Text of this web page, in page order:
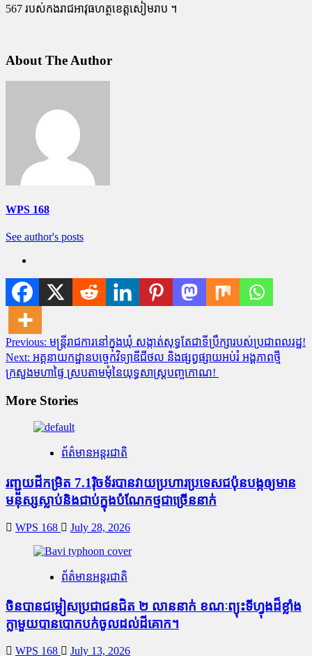
567 របស់កងរាជអាវុធហត្ថខេត្តសៀមរាប ។
About The Author
WPS 168
See author's posts
Post
navigation
Previous: មន្រ្តីរាជការនៅក្នុងឃុំ សង្កាត់សុទ្ធតែជាទីប្រឹក្សារបស់ប្រជាពលរដ្ឋ!
Next: អគ្គនាយកដ្ឋានបច្ចេកវិទ្យាឌីជីថល និងផ្សព្វផ្សាយអប់រំ អង្គភាពថ្មី
ក្រសួងមហាផ្ទៃ ស្របតាមមុំនៃយុទ្ធសាស្រ្តបញ្ចកោណ!
More Stories
ព័ត៌មានអន្តរជាតិ
រញ្ជួយដីកម្រិត​ 7.1រ៉ិចទ័របានវាយប្រហារប្រទេសជប៉ុនបង្កឲ្យមាន
មនុស្សស្លាប់​និង​ជាប់ក្នុងបំណែកថ្មជាច្រើននាក់
WPS 168 July 28, 2026
ព័ត៌មានអន្តរជាតិ
ចិនបានជម្លៀសប្រជាជនជិត ២ លាននាក់ ខណៈព្យុះទីហ្វុងដ៏ខ្លាំង
ក្លាមួយបានបោកបក់ចូលដល់ដីគោក។
WPS 168 July 13, 2026